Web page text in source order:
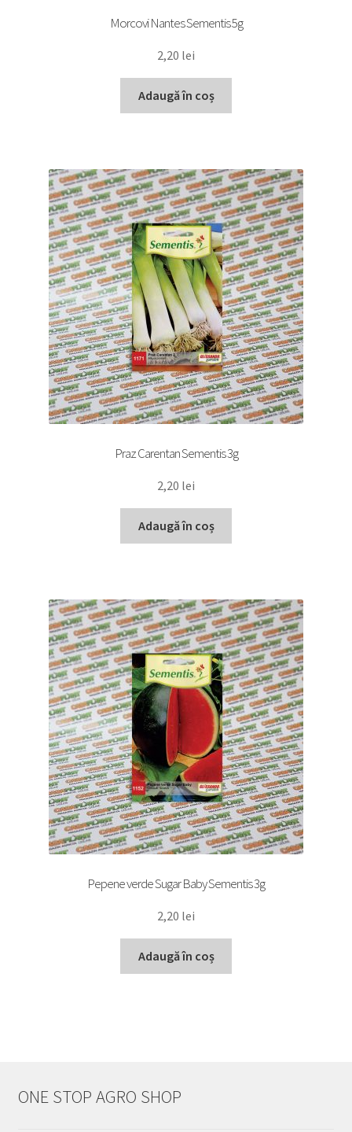
Morcovi Nantes Sementis 5g
2,20 lei
Adaugă în coș
Praz Carentan Sementis 3g
2,20 lei
Adaugă în coș
Pepene verde Sugar Baby Sementis 3g
2,20 lei
Adaugă în coș
ONE STOP AGRO SHOP